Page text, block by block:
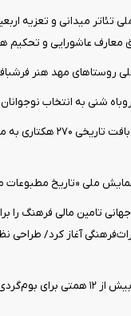
تئاتر میدانی و تعزیه
معارف عاشورایی و تحکیم
روستاهای مهد هنر
شنی به انتخاب نوجوانان
دزفول آماده تبدیل
ملی «تاریخ مطبوعات
تامین مالی فرهنگ را
آغاز کرد/ طراحی
اختصاص تسهیلات بیش از ۱۲